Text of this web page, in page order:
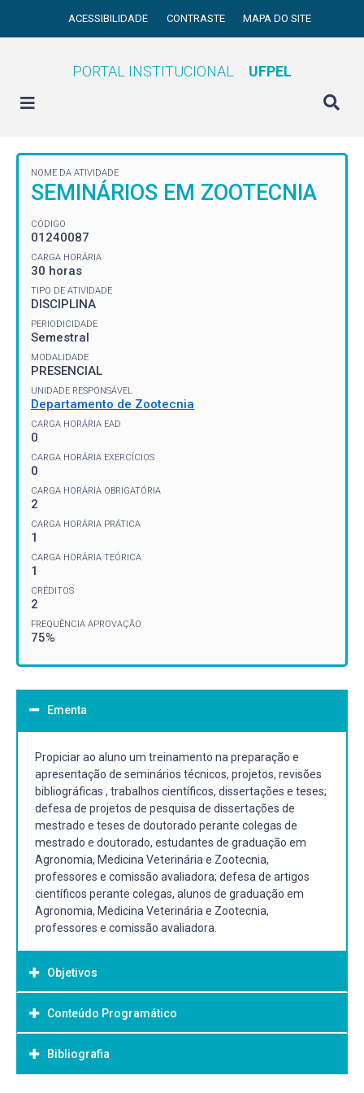
ACESSIBILIDADE CONTRASTE MAPA DO SITE
PORTAL INSTITUCIONAL UFPEL
NOME DA ATIVIDADE
SEMINÁRIOS EM ZOOTECNIA
CÓDIGO
01240087
CARGA HORÁRIA
30 horas
TIPO DE ATIVIDADE
DISCIPLINA
PERIODICIDADE
Semestral
MODALIDADE
PRESENCIAL
UNIDADE RESPONSÁVEL
Departamento de Zootecnia
CARGA HORÁRIA EAD
0
CARGA HORÁRIA EXERCÍCIOS
0
CARGA HORÁRIA OBRIGATÓRIA
2
CARGA HORÁRIA PRÁTICA
1
CARGA HORÁRIA TEÓRICA
1
CRÉDITOS
2
FREQUÊNCIA APROVAÇÃO
75%
Ementa
Propiciar ao aluno um treinamento na preparação e
apresentação de seminários técnicos, projetos, revisões
bibliográficas , trabalhos científicos, dissertações e teses;
defesa de projetos de pesquisa de dissertações de
mestrado e teses de doutorado perante colegas de
mestrado e doutorado, estudantes de graduação em
Agronomia, Medicina Veterinária e Zootecnia,
professores e comissão avaliadora; defesa de artigos
científicos perante colegas, alunos de graduação em
Agronomia, Medicina Veterinária e Zootecnia,
professores e comissão avaliadora.
Objetivos
Objetivo Geral:
O objetivo dessa disciplina é capacitar os estudantes nas
técnicas de apresentação de Seminários com o uso de
Conteúdo Programático
Bibliografia